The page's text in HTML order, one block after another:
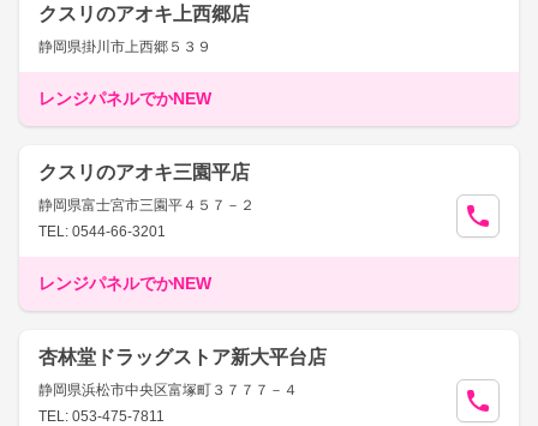
クスリのアオキ上西郷店
静岡県掛川市上西郷５３９
レンジパネルでかNEW
クスリのアオキ三園平店
静岡県富士宮市三園平４５７－２
TEL: 0544-66-3201
レンジパネルでかNEW
杏林堂ドラッグストア新大平台店
静岡県浜松市中央区富塚町３７７７－４
TEL: 053-475-7811